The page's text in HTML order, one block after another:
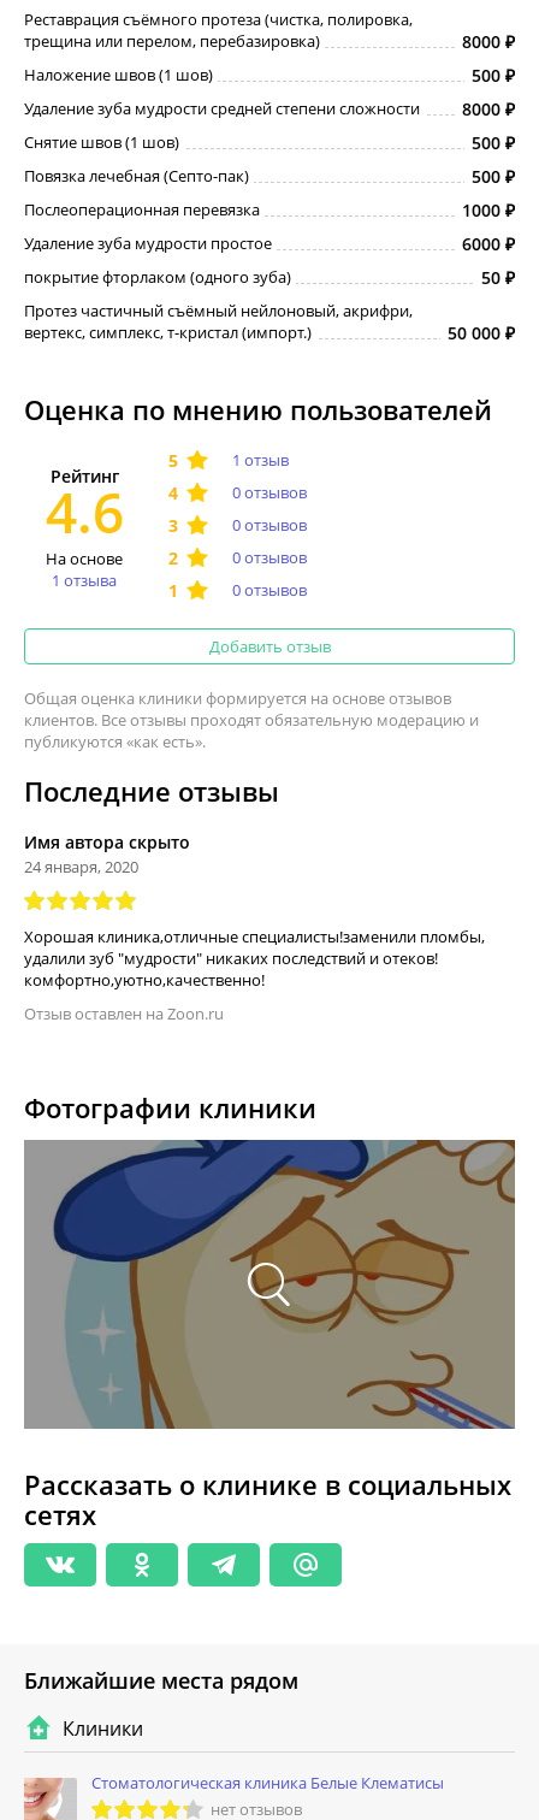
Реставрация съёмного протеза (чистка, полировка,
трещина или перелом, перебазировка)
8000
Наложение швов (1 шов) 500
Удаление зуба мудрости средней степени сложности 8000
Снятие швов (1 шов) 500
Повязка лечебная (Септо-пак) 500
Послеоперационная перевязка 1000
Удаление зуба мудрости простое 6000
покрытие фторлаком (одного зуба) 50
Протез частичный съёмный нейлоновый, акрифри,
вертекс, симплекс, т-кристал (импорт.)
50 000
Оценка по мнению пользователей
Рейтинг
4.6
На основе
1 отзыва
1 отзыв
0 отзывов
0 отзывов
0 отзывов
0 отзывов
Добавить отзыв
Общая оценка клиники формируется на основе отзывов
клиентов. Все отзывы проходят обязательную модерацию и
публикуются «как есть».
Последние отзывы
Имя автора скрыто
24 января, 2020
Хорошая клиника,отличные специалисты!заменили пломбы,
удалили зуб "мудрости" никаких последствий и отеков!
комфортно,уютно,качественно!
Отзыв оставлен на Zoon.ru
Фотографии клиники
Рассказать о клинике в социальных
сетях
Ближайшие места рядом
Клиники
Стоматологическая клиника Белые Клематисы
нет отзывов